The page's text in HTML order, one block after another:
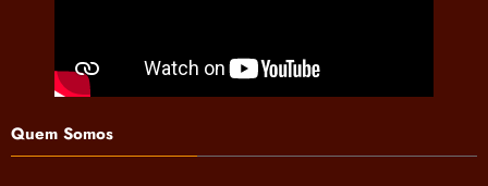
Quem Somos